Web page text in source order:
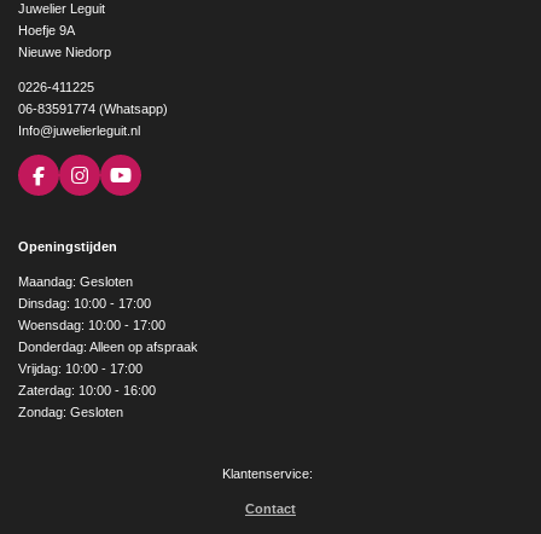
Juwelier Leguit
Hoefje 9A
Nieuwe Niedorp
0226-411225
06-83591774 (Whatsapp)
Info@juwelierleguit.nl
F
a
b
o
k
I
n
a
g
r
a
m
Y
o
e
Openingstijden
Maandag: Gesloten
Dinsdag: 10:00 - 17:00
Woensdag: 10:00 - 17:00
Donderdag: Alleen op afspraak
Vrijdag: 10:00 - 17:00
Zaterdag: 10:00 - 16:00
Zondag: Gesloten
Klantenservice:
Contact